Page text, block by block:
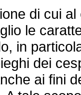
di cui al
le
in
dei
ai fini